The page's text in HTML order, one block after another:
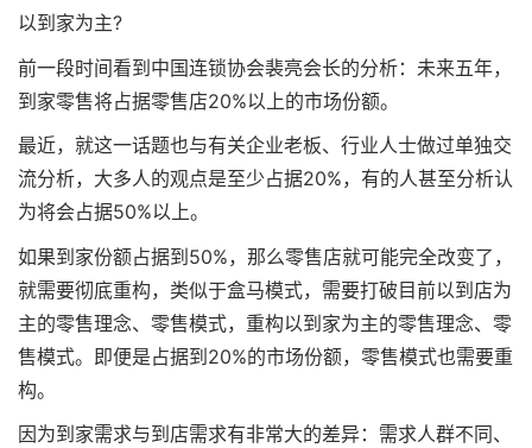
以到家为主?
前一段时间看到中国连锁协会裴亮会长的分析：未来五年，
到家零售将占据零售店20%以上的市场份额。
最近，就这一话题也与有关企业老板、行业人士做过单独交
流分析，大多人的观点是至少占据20%，有的人甚至分析认
为将会占据50%以上。
如果到家份额占据到50%，那么零售店就可能完全改变了，
就需要彻底重构，类似于盒马模式，需要打破目前以到店为
主的零售理念、零售模式，重构以到家为主的零售理念、零
售模式。即便是占据到20%的市场份额，零售模式也需要重
构。
因为到家需求与到店需求有非常大的差异：需求人群不同、